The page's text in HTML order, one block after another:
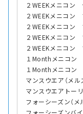
２WEEKメニコン
２WEEKメニコン
２WEEKメニコン
２WEEKメニコン
２WEEKメニコン
１Monthメニコン
１Monthメニコン
マンスウエア（メル
マンスウエアトー
フォーシーズン（メ
フォーシーズンバ